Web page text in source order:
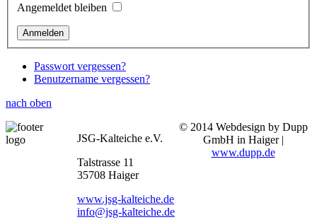
Angemeldet bleiben
Passwort vergessen?
Benutzername vergessen?
nach oben
JSG-Kalteiche e.V.
Talstrasse 11
35708 Haiger
www.jsg-kalteiche.de
info@jsg-kalteiche.de
© 2014 Webdesign by Dupp
GmbH in Haiger |
www.dupp.de